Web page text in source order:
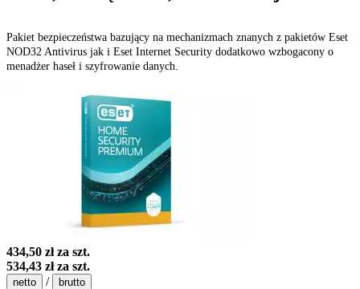
Pakiet bezpieczeństwa bazujący na mechanizmach znanych z pakietów Eset
NOD32 Antivirus jak i Eset Internet Security dodatkowo wzbogacony o
menadżer haseł i szyfrowanie danych.
434,50 złza szt.
534,43 złza szt.
netto /
brutto